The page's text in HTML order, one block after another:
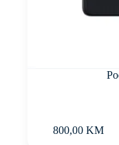
800,00 KM